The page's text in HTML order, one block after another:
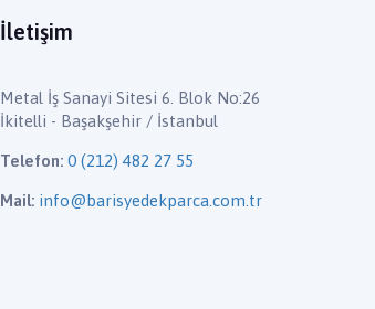
İletişim
Metal İş Sanayi Sitesi 6. Blok No:26
İkitelli - Başakşehir / İstanbul
Telefon: 0 (212) 482 27 55
Mail: info@barisyedekparca.com.tr